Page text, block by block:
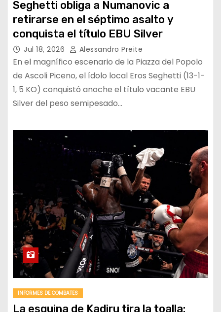
Seghetti obliga a Numanovic a
retirarse en el séptimo asalto y
conquista el título EBU Silver
Jul 18, 2026 Alessandro Preite
En el magnífico escenario de la Piazza del Popolo
de Ascoli Piceno, el ídolo local Eros Seghetti (13-1-
1, 5 KO) conquistó anoche el título vacante EBU
Silver del peso semipesado…
INFORMES DE COMBATES
La esquina de Kadiru tira la toalla: